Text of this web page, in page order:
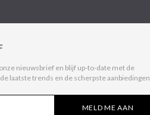
nieuwsbrief en blijf up-to-date met de
laatste trends en de scherpste aanbiedingen.
MELD ME AAN